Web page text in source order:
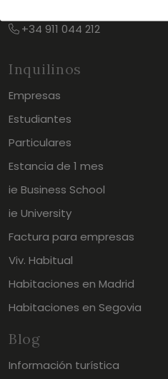
+34 911 044 212
Inquilinos
Empresas
Estudiantes
Particulares
Estancia de 1 mes
ie Business School
ie University
Factura para empresas
Viv. Habitual
Habitaciones en Madrid
Habitaciones en Segovia
Blog
Información turística